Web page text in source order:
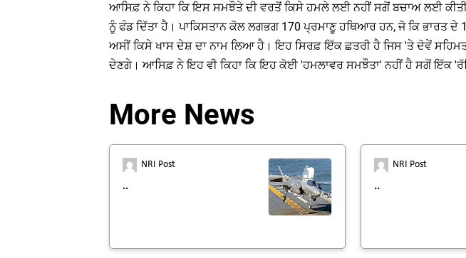
ਆਸਿਫ਼ ਨੇ ਕਿਹਾ ਕਿ ਇਸ ਸਮਝੌਤੇ ਦੀ ਵਰਤੋਂ ਕਿਸੇ ਹਮਲੇ ਲਈ ਨਹੀਂ ਸਗੋਂ ਬਚਾਅ ਲਈ
ਨੂੰ ਫੰਡ ਦਿੱਤਾ ਹੈ। ਪਾਕਿਸਤਾਨ ਕੋਲ ਲਗਭਗ 170 ਪ੍ਰਮਾਣੂ ਹਥਿਆਰ ਹਨ, ਜੋ ਕਿ ਭਾਰਤ
ਅਸੀਂ ਕਿਸੇ ਖਾਸ ਦੇਸ਼ ਦਾ ਨਾਮ ਲਿਆ ਹੈ। ਇਹ ਸਿਰਫ਼ ਇੱਕ ਛਤਰੀ ਹੈ ਜਿਸ 'ਤੇ ਦੋਵੇਂ
ਦੇਣਗੇ। ਆਸਿਫ਼ ਨੇ ਇਹ ਵੀ ਕਿਹਾ ਕਿ ਇਹ ਕੋਈ 'ਹਮਲਾਵਰ ਸਮਝੌਤਾ' ਨਹੀਂ ਹੈ ਸਗੋਂ ਇੱਕ
More News
NRI Post
..
NRI Post
..